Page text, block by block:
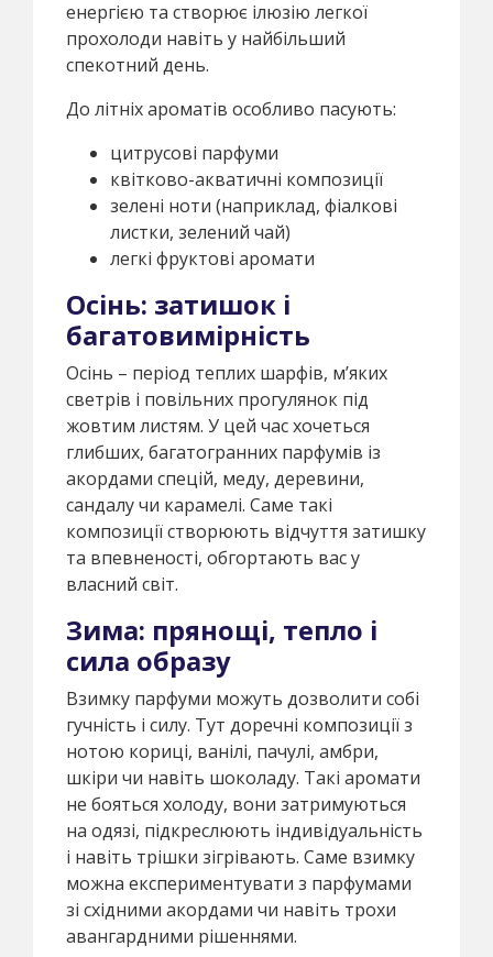
енергією та створює ілюзію легкої
прохолоди навіть у найбільший
спекотний день.
До літніх ароматів особливо пасують:
цитрусові парфуми
квітково-акватичні композиції
зелені ноти (наприклад, фіалкові
листки, зелений чай)
легкі фруктові аромати
Осінь: затишок і
багатовимірність
Осінь – період теплих шарфів, м’яких
светрів і повільних прогулянок під
жовтим листям. У цей час хочеться
глибших, багатогранних парфумів із
акордами спецій, меду, деревини,
сандалу чи карамелі. Саме такі
композиції створюють відчуття затишку
та впевненості, обгортають вас у
власний світ.
Зима: прянощі, тепло і
сила образу
Взимку парфуми можуть дозволити собі
гучність і силу. Тут доречні композиції з
нотою кориці, ванілі, пачулі, амбри,
шкіри чи навіть шоколаду. Такі аромати
не бояться холоду, вони затримуються
на одязі, підкреслюють індивідуальність
і навіть трішки зігрівають. Саме взимку
можна експериментувати з парфумами
зі східними акордами чи навіть трохи
авангардними рішеннями.